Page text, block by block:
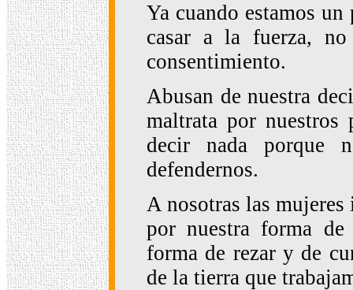
Ya cuando estamos
casar a la fuerza,
consentimiento.
Abusan de nuestra
maltrata por nuestros
decir nada porque
defendernos.
A nosotras las
por nuestra forma de
forma de rezar y de
de la tierra que